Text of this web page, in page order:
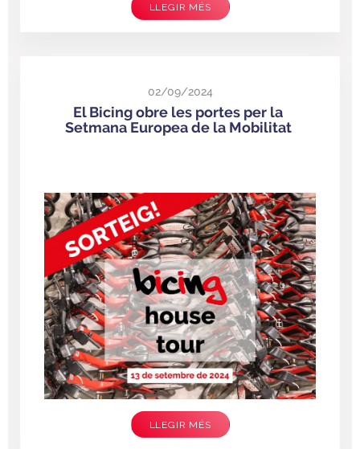
LLEGIR MÉS
02/09/2024
El Bicing obre les portes per la
Setmana Europea de la Mobilitat
LLEGIR MÉS